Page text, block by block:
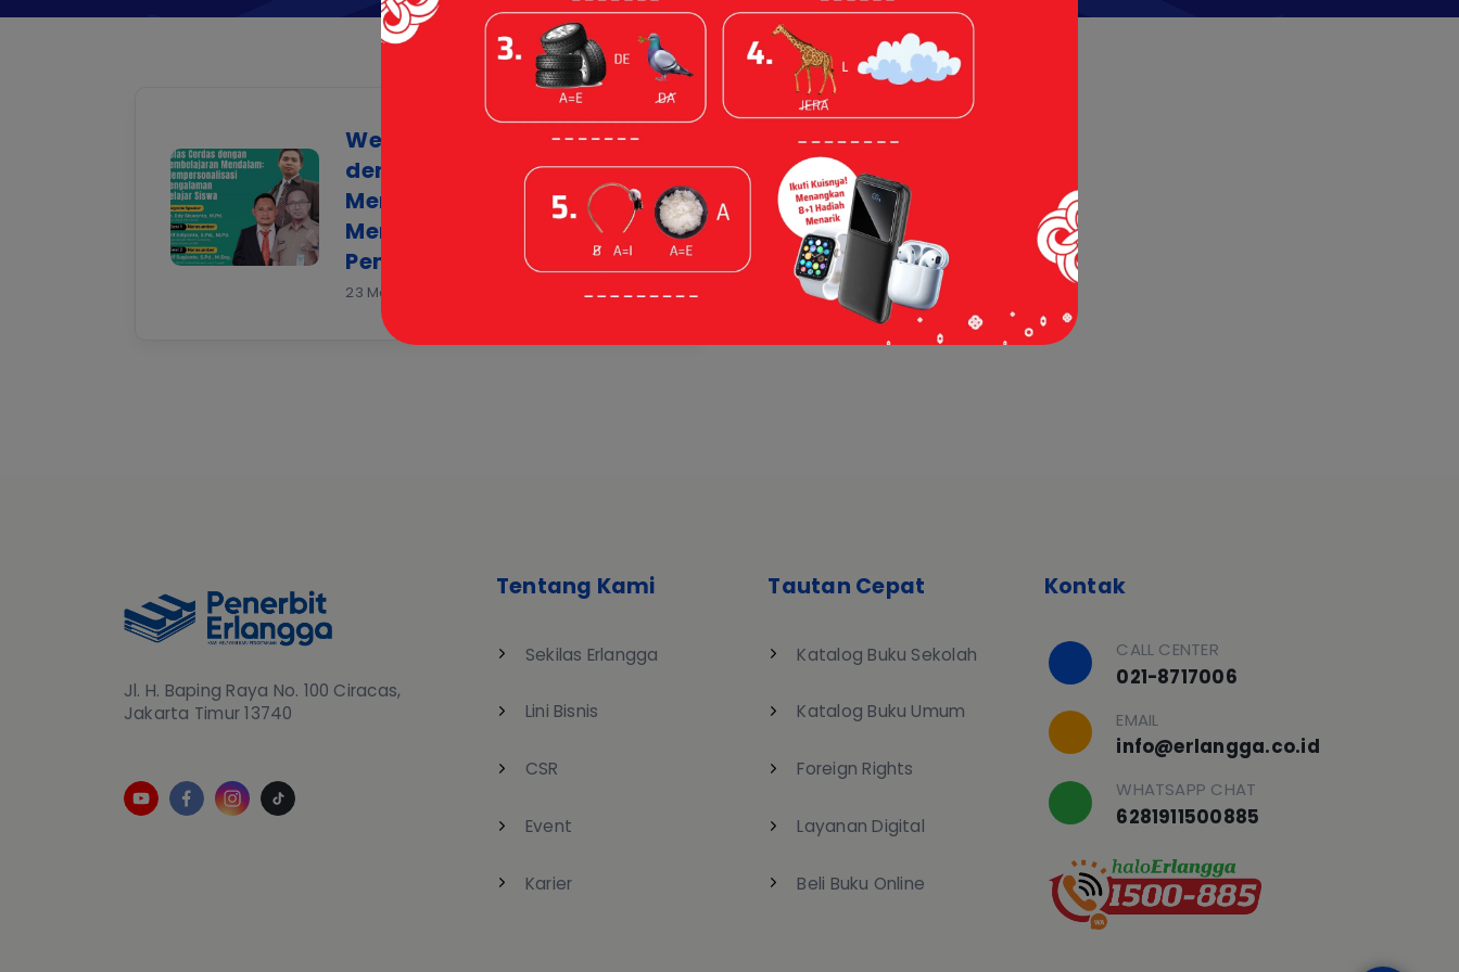
Webinar: Kelas Cerdas
dengan Pembelajaran
Mendalam:
Mempersonalisasi
Pengalaman Belajar Siswa
23 May 2025 |
Jl. H. Baping Raya No. 100 Ciracas,
Jakarta Timur 13740
Tentang Kami
Sekilas Erlangga
Lini Bisnis
CSR
Event
Karier
Tautan Cepat
Katalog Buku Sekolah
Katalog Buku Umum
Foreign Rights
Layanan Digital
Beli Buku Online
Kontak
CALL CENTER
021-8717006
EMAIL
info@erlangga.co.id
WHATSAPP CHAT
6281911500885